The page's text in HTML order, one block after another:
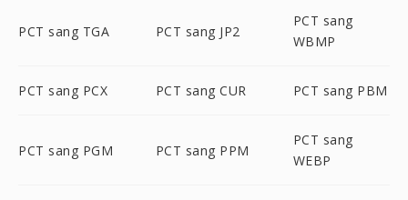
PCT sang TGA PCT sang JP2
PCT sang
WBMP
PCT sang PCX PCT sang CUR PCT sang PBM
PCT sang PGM PCT sang PPM
PCT sang
WEBP